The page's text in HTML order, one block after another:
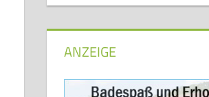
ANZEIGE